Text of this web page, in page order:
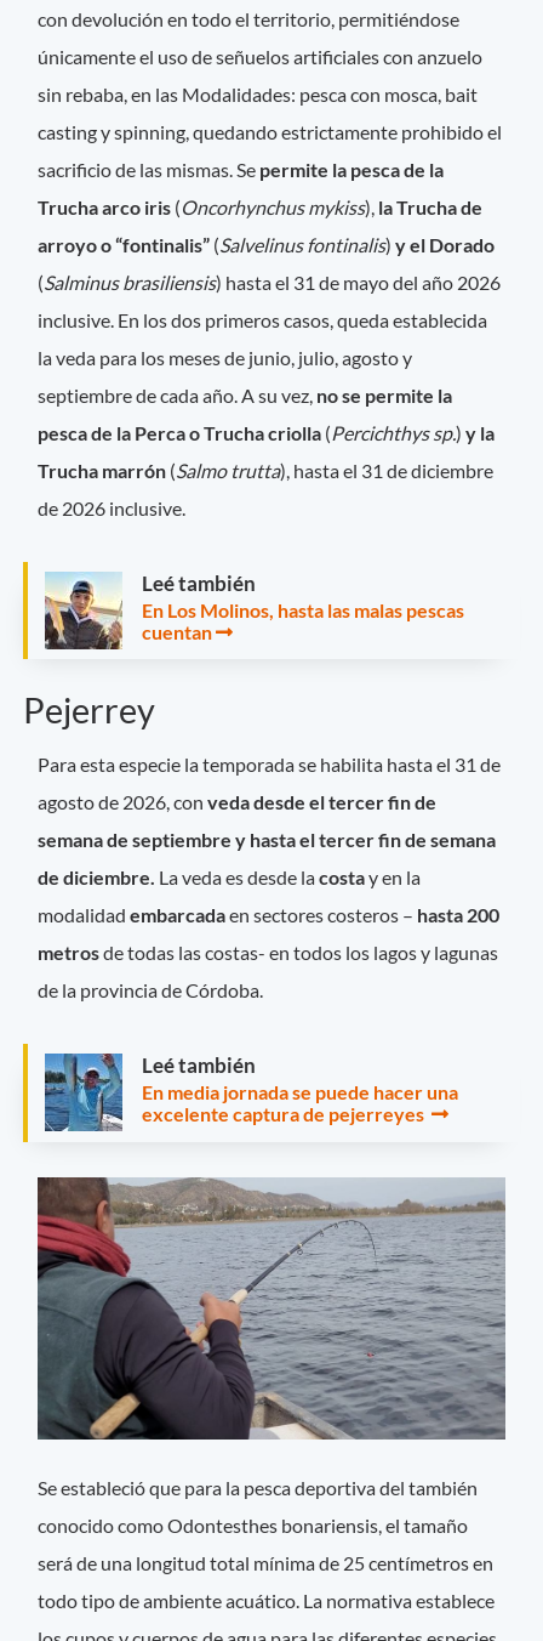
con devolución en todo el territorio, permitiéndose
únicamente el uso de señuelos artificiales con anzuelo
sin rebaba, en las Modalidades: pesca con mosca, bait
casting y spinning, quedando estrictamente prohibido el
sacrificio de las mismas. Se permite la pesca de la
Trucha arco iris (Oncorhynchus mykiss), la Trucha de
arroyo o “fontinalis” (Salvelinus fontinalis) y el Dorado
(Salminus brasiliensis) hasta el 31 de mayo del año 2026
inclusive. En los dos primeros casos, queda establecida
la veda para los meses de junio, julio, agosto y
septiembre de cada año. A su vez, no se permite la
pesca de la Perca o Trucha criolla (Percichthys sp.)y la
Trucha marrón (Salmo trutta), hasta el 31 de diciembre
de 2026 inclusive.
Leé también
En Los Molinos, hasta las malas pescas
cuentan
Pejerrey
Para esta especie la temporada se habilita hasta el 31 de
agosto de 2026, conveda desde el tercer fin de
semana de septiembre y hasta el tercer fin de semana
de diciembre. La veda es desde lacostay en la
modalidadembarcadaen sectores costeros – hasta 200
metrosde todas las costas- en todos los lagos y lagunas
de la provincia de Córdoba.
Leé también
En media jornada se puede hacer una
excelente captura de pejerreyes
Se estableció que para la pesca deportiva del también
conocido como Odontesthes bonariensis, el tamaño
será de una longitud total mínima de 25 centímetros en
todo tipo de ambiente acuático. La normativa establece